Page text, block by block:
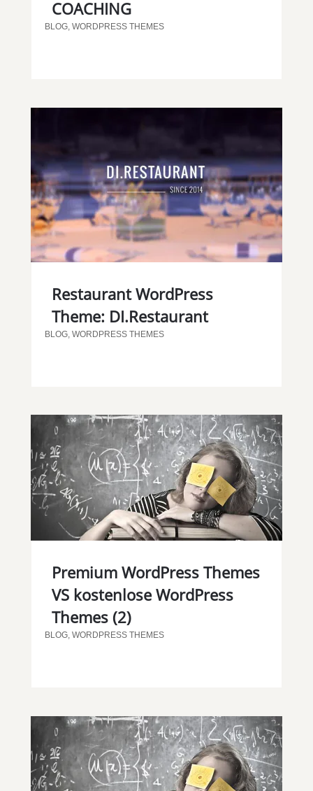
COACHING
BLOG, WORDPRESS THEMES
Restaurant WordPress
Theme: DI.Restaurant
BLOG, WORDPRESS THEMES
Premium WordPress Themes
VS kostenlose WordPress
Themes (2)
BLOG, WORDPRESS THEMES